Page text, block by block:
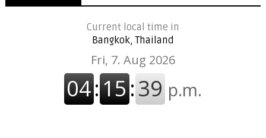
Current local time in
Bangkok, Thailand